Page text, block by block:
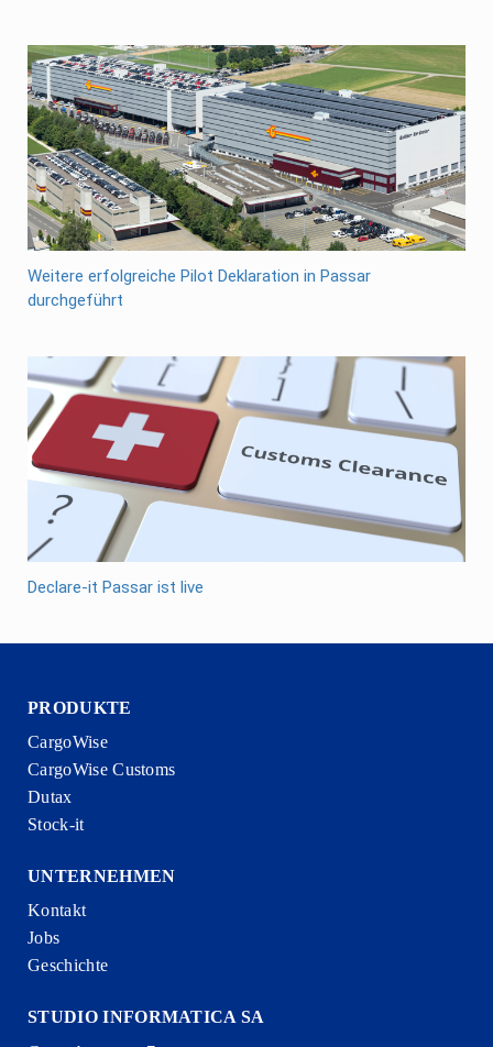
Weitere erfolgreiche Pilot Deklaration in Passar
durchgeführt
Declare-it Passar ist live
PRODUKTE
CargoWise
CargoWise Customs
Dutax
Stock-it
UNTERNEHMEN
Kontakt
Jobs
Geschichte
STUDIO INFORMATICA SA